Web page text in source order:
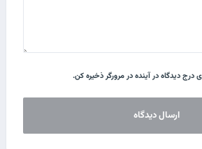
درج دیدگاه در آینده در مرورگر ذخیره کن.